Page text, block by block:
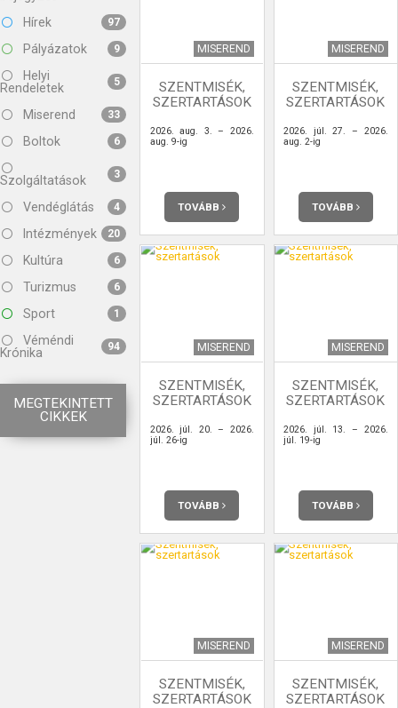
Hírek
97
Pályázatok 9
Helyi
Rendeletek
5
Miserend 33
Boltok 6
Szolgáltatások 3
Vendéglátás 4
Intézmények 20
Kultúra 6
Turizmus 6
Sport 1
Véméndi
Krónika
94
MEGTEKINTETT
CIKKEK
MISEREND
SZENTMISÉK,
SZERTARTÁSOK
2026. aug. 3. – 2026.
aug. 9-ig
TOVÁBB
MISEREND
SZENTMISÉK,
SZERTARTÁSOK
2026. júl. 27. – 2026.
aug. 2-ig
TOVÁBB
MISEREND
SZENTMISÉK,
SZERTARTÁSOK
2026. júl. 20. – 2026.
júl. 26-ig
TOVÁBB
MISEREND
SZENTMISÉK,
SZERTARTÁSOK
2026. júl. 13. – 2026.
júl. 19-ig
TOVÁBB
MISEREND
SZENTMISÉK,
SZERTARTÁSOK
MISEREND
SZENTMISÉK,
SZERTARTÁSOK